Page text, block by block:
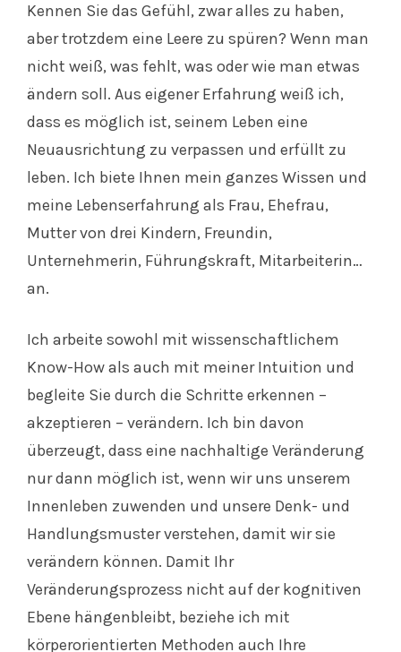
Kennen Sie das Gefühl, zwar alles zu haben,
aber trotzdem eine Leere zu spüren? Wenn man
nicht weiß, was fehlt, was oder wie man etwas
ändern soll. Aus eigener Erfahrung weiß ich,
dass es möglich ist, seinem Leben eine
Neuausrichtung zu verpassen und erfüllt zu
leben. Ich biete Ihnen mein ganzes Wissen und
meine Lebenserfahrung als Frau, Ehefrau,
Mutter von drei Kindern, Freundin,
Unternehmerin, Führungskraft, Mitarbeiterin…
an.
Ich arbeite sowohl mit wissenschaftlichem
Know-How als auch mit meiner Intuition und
begleite Sie durch die Schritte erkennen –
akzeptieren – verändern. Ich bin davon
überzeugt, dass eine nachhaltige Veränderung
nur dann möglich ist, wenn wir uns unserem
Innenleben zuwenden und unsere Denk- und
Handlungsmuster verstehen, damit wir sie
verändern können. Damit Ihr
Veränderungsprozess nicht auf der kognitiven
Ebene hängenbleibt, beziehe ich mit
körperorientierten Methoden auch Ihre